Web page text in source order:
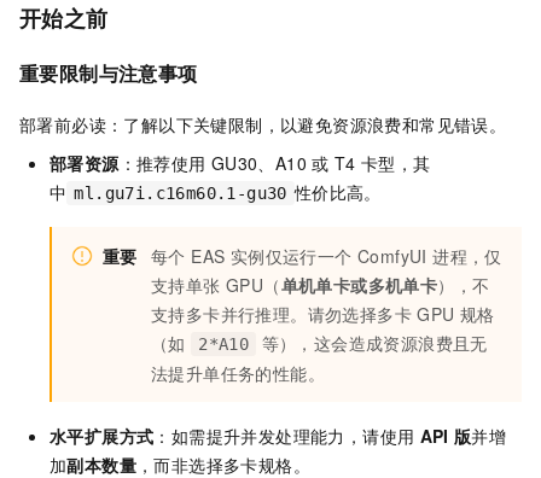
开始之前
重要限制与注意事项
部署前必读：了解以下关键限制，以避免资源浪费和常见错误。
部署资源 ：推荐使用 GU30、A10 或 T4 卡型，其
中 ml.gu7i.c16m60.1-gu30 性价比高。
重要 每个 EAS 实例仅运行一个 ComfyUI 进程，仅
支持单张 GPU（单机单卡或多机单卡），不
支持多卡并行推理。请勿选择多卡 GPU 规格
（如
2*A10
等），这会造成资源浪费且无
法提升单任务的性能。
水平扩展方式 ：如需提升并发处理能力，请使用 API 版并增
加副本数量 ，而非选择多卡规格。